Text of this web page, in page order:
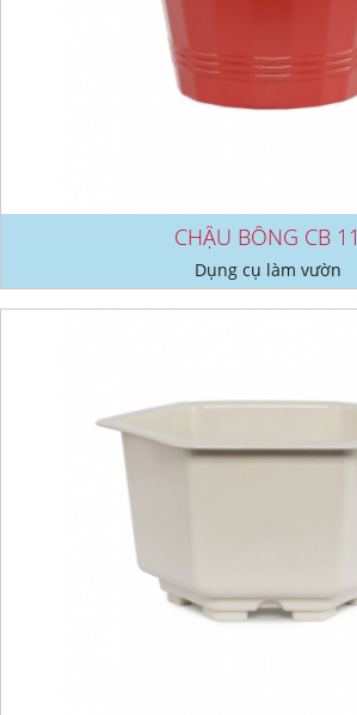
CHẬU BÔNG CB 11
Dụng cụ làm vườn